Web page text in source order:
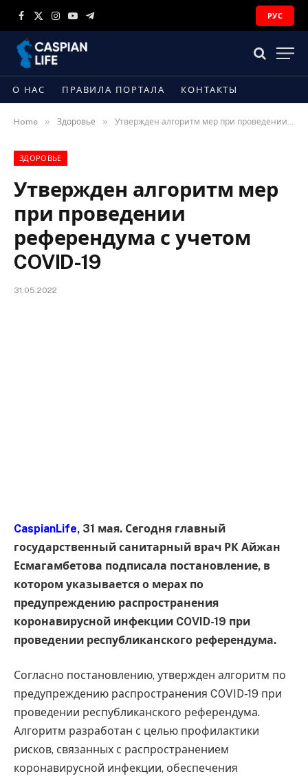
Facebook
X
Instagram
YouTubeTelegram
РУС
О НАС ПРАВИЛА ПОРТАЛА КОНТАКТЫ
Home » Здоровье » Утвержден алгоритм мер при проведении референдума с учетом COVID-19
ЗДОРОВЬЕ
Утвержден алгоритм мер
при проведении
референдума с учетом
COVID-19
31.05.2022
CaspianLife, 31 мая. Сегодня главный
государственный санитарный врач РК Айжан
Есмагамбетова подписала постановление, в
котором указывается о мерах по
предупреждению распространения
коронавирусной инфекции COVID-19 при
проведении республиканского референдума.
Согласно постановлению, утвержден алгоритм по
предупреждению распространения COVID-19 при
проведении республиканского референдума.
Алгоритм разработан с целью профилактики
рисков, связанных с распространением
коронавирусной инфекции, обеспечения